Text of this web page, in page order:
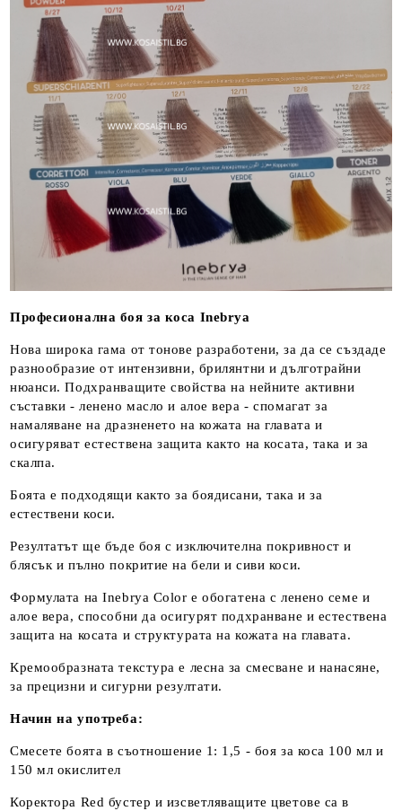
Професионална боя за коса Inebrya
Нова широка гама от тонове разработени, за да се създаде
разнообразие от интензивни, брилянтни и дълготрайни
нюанси. Подхранващите свойства на нейните активни
съставки - ленено масло и алое вера - спомагат за
намаляване на дразненето на кожата на главата и
осигуряват естествена защита както на косата, така и за
скалпа.
Боята е подходящи както за боядисани, така и за
естествени коси.
Резултатът ще бъде боя с изключителна покривност и
блясък и пълно покритие на бели и сиви коси.
Формулата на Inebrya Color е обогатена с ленено семе и
алое вера, способни да осигурят подхранване и естествена
защита на косата и структурата на кожата на главата.
Кремообразната текстура е лесна за смесване и нанасяне,
за прецизни и сигурни резултати.
Начин на употреба:
Смесете боята в съотношение 1: 1,5 - боя за коса 100 мл и
150 мл окислител
Коректора Red бустер и изсветляващите цветове са в